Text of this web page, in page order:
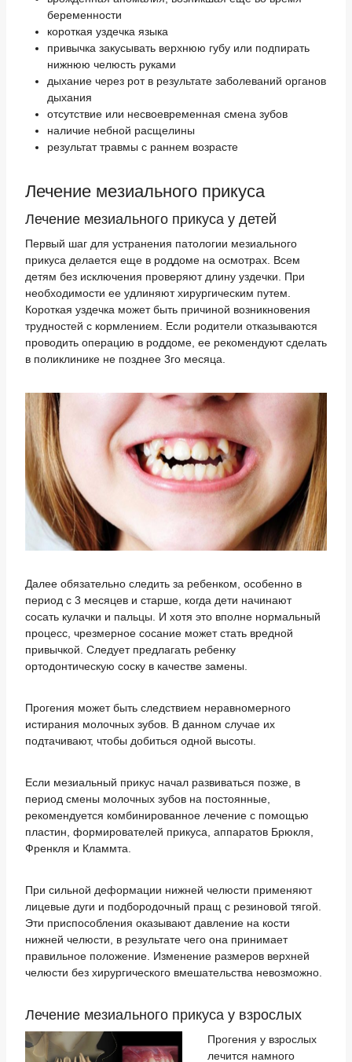
беременности
короткая уздечка языка
привычка закусывать верхнюю губу или подпирать
нижнюю челюсть руками
дыхание через рот в результате заболеваний органов
дыхания
отсутствие или несвоевременная смена зубов
наличие небной расщелины
результат травмы с раннем возрасте
Лечение мезиального прикуса
Лечение мезиального прикуса у детей
Первый шаг для устранения патологии мезиального
прикуса делается еще в роддоме на осмотрах. Всем
детям без исключения проверяют длину уздечки. При
необходимости ее удлиняют хирургическим путем.
Короткая уздечка может быть причиной возникновения
трудностей с кормлением. Если родители отказываются
проводить операцию в роддоме, ее рекомендуют сделать
в поликлинике не позднее 3го месяца.
Далее обязательно следить за ребенком, особенно в
период с 3 месяцев и старше, когда дети начинают
сосать кулачки и пальцы. И хотя это вполне нормальный
процесс, чрезмерное сосание может стать вредной
привычкой. Следует предлагать ребенку
ортодонтическую соску в качестве замены.
Прогения может быть следствием неравномерного
истирания молочных зубов. В данном случае их
подтачивают, чтобы добиться одной высоты.
Если мезиальный прикус начал развиваться позже, в
период смены молочных зубов на постоянные,
рекомендуется комбинированное лечение с помощью
пластин, формирователей прикуса, аппаратов Брюкля,
Френкля и Кламмта.
При сильной деформации нижней челюсти применяют
лицевые дуги и подбородочный пращ с резиновой тягой.
Эти приспособления оказывают давление на кости
нижней челюсти, в результате чего она принимает
правильное положение. Изменение размеров верхней
челюсти без хирургического вмешательства невозможно.
Лечение мезиального прикуса у взрослых
Прогения у взрослых
лечится намного